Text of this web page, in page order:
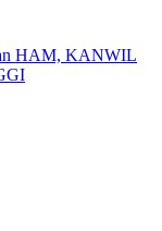
HAM, KANWIL